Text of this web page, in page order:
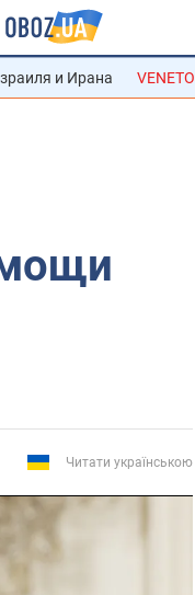
и Ирана VENETO
Читати українською